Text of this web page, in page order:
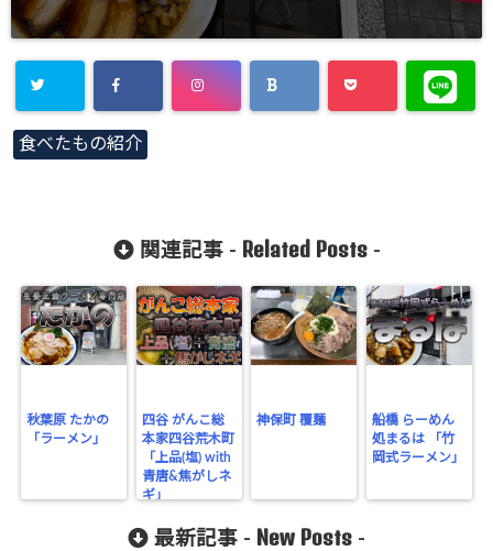
食べたもの紹介
関連記事 - Related Posts-
秋葉原 たかの
「ラーメン」
四谷 がんこ総
本家四谷荒木町
「上品(塩) with
青唐&焦がしネ
ギ」
神保町 覆麺
船橋 らーめん
処まるは 「竹
岡式ラーメン」
最新記事 - New Posts -